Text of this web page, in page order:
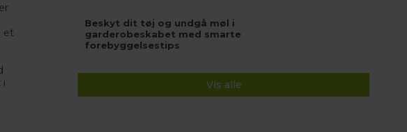
et
i
Beskyt dit tøj og undgå møl i
garderobeskabet med smarte
forebyggelsestips
Vis alle